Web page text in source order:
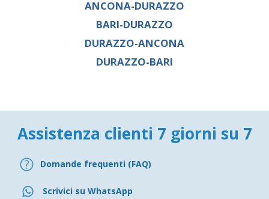
ANCONA-DURAZZO
BARI-DURAZZO
DURAZZO-ANCONA
DURAZZO-BARI
Assistenza clienti 7 giorni su 7
Domande frequenti (FAQ)
Scrivici su WhatsApp